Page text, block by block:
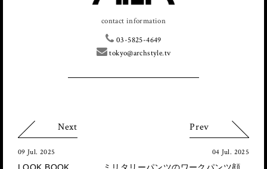
contact information
03-5825-4649
tokyo@archstyle.tv
Next
09 Jul. 2025
LOOK BOOK
Prev
04 Jul. 2025
ミリタリーパンツのワークパンツ顔。